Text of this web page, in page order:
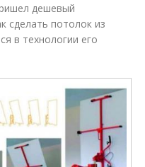
дешевый
сделать потолок из
в технологии его